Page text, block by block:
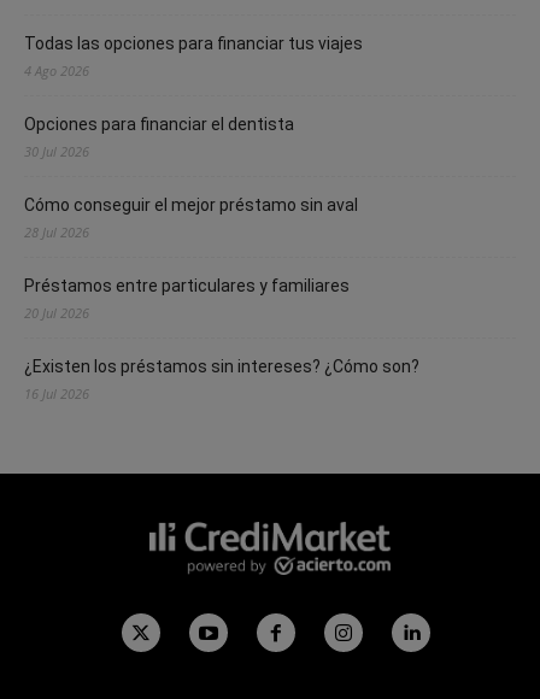
Todas las opciones para financiar tus viajes
4 Ago 2026
Opciones para financiar el dentista
30 Jul 2026
Cómo conseguir el mejor préstamo sin aval
28 Jul 2026
Préstamos entre particulares y familiares
20 Jul 2026
¿Existen los préstamos sin intereses? ¿Cómo son?
16 Jul 2026